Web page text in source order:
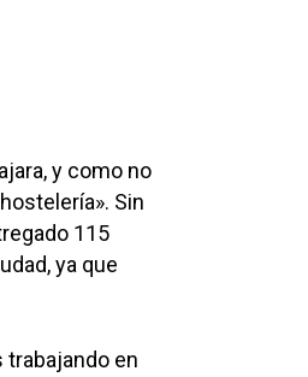
y como no
Sin
115
ya que
trabajando en